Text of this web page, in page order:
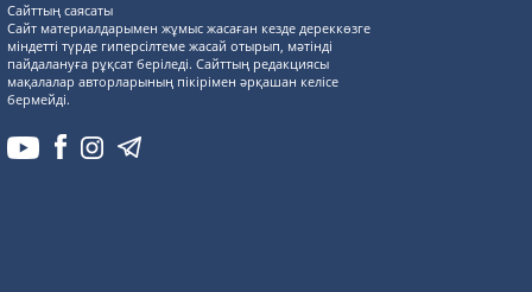
Сайттың саясаты
Сайт материалдарымен жұмыс жасаған кезде дереккөзге
міндетті түрде гиперсілтеме жасай отырып, мәтінді
пайдалануға рұқсат беріледі. Сайттың редакциясы
мақалалар авторларының пікірімен әрқашан келісе
бермейді.